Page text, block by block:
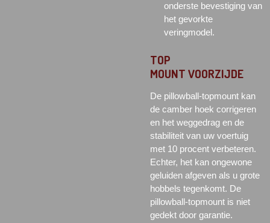
onderste bevestiging van
het gevorkte
veringmodel.
TOP
MOUNT VOORZIJDE
De pillowball-topmount kan
de camber hoek corrigeren
en het weggedrag en de
stabiliteit van uw voertuig
met 10 procent verbeteren.
Echter, het kan ongewone
geluiden afgeven als u grote
hobbels tegenkomt. De
pillowball-topmount is niet
gedekt door garantie.